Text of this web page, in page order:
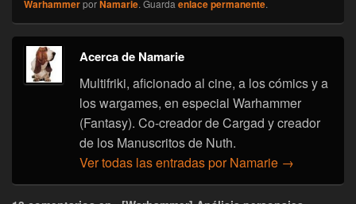
WarhammerporNamarie. Guarda enlace permanente.
Acerca de Namarie
Multifriki, aficionado al cine, a los cómics y a
los wargames, en especial Warhammer
(Fantasy). Co-creador de Cargad y creador
de los Manuscritos de Nuth.
Ver todas las entradas por Namarie →